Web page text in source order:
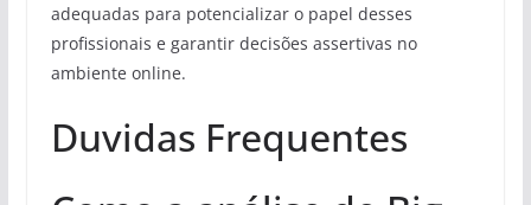
adequadas para potencializar o papel desses
profissionais e garantir decisões assertivas no
ambiente online.
Duvidas Frequentes